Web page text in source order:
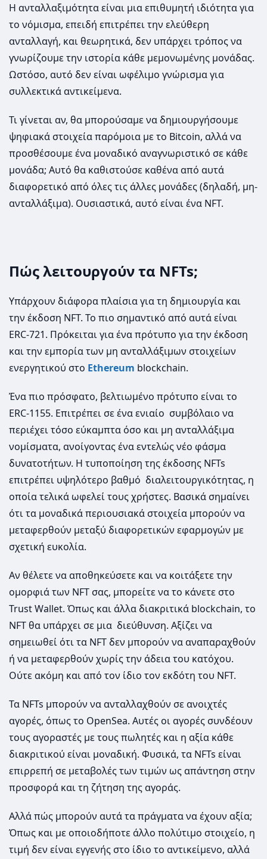
Η ανταλλαξιμότητα είναι μια επιθυμητή ιδιότητα για
το νόμισμα, επειδή επιτρέπει την ελεύθερη
ανταλλαγή, και θεωρητικά, δεν υπάρχει τρόπος να
γνωρίζουμε την ιστορία κάθε μεμονωμένης μονάδας.
Ωστόσο, αυτό δεν είναι ωφέλιμο γνώρισμα για
συλλεκτικά αντικείμενα.
Τι γίνεται αν, θα μπορούσαμε να δημιουργήσουμε
ψηφιακά στοιχεία παρόμοια με το Bitcoin, αλλά να
προσθέσουμε ένα μοναδικό αναγνωριστικό σε κάθε
μονάδα; Αυτό θα καθιστούσε καθένα από αυτά
διαφορετικό από όλες τις άλλες μονάδες (δηλαδή, μη-
ανταλλάξιμα). Ουσιαστικά, αυτό είναι ένα NFT.
Πώς λειτουργούν τα NFTs;
Υπάρχουν διάφορα πλαίσια για τη δημιουργία και
την έκδοση NFT. Το πιο σημαντικό από αυτά είναι
ERC-721. Πρόκειται για ένα πρότυπο για την έκδοση
και την εμπορία των μη ανταλλάξιμων στοιχείων
ενεργητικού στο Ethereum blockchain.
Ένα πιο πρόσφατο, βελτιωμένο πρότυπο είναι το
ERC-1155. Επιτρέπει σε ένα ενιαίο συμβόλαιο να
περιέχει τόσο εύκαμπτα όσο και μη ανταλλάξιμα
νομίσματα, ανοίγοντας ένα εντελώς νέο φάσμα
δυνατοτήτων. Η τυποποίηση της έκδοσης NFTs
επιτρέπει υψηλότερο βαθμό διαλειτουργικότητας, η
οποία τελικά ωφελεί τους χρήστες. Βασικά σημαίνει
ότι τα μοναδικά περιουσιακά στοιχεία μπορούν να
μεταφερθούν μεταξύ διαφορετικών εφαρμογών με
σχετική ευκολία.
Αν θέλετε να αποθηκεύσετε και να κοιτάξετε την
ομορφιά των NFT σας, μπορείτε να το κάνετε στο
Trust Wallet. Όπως και άλλα διακριτικά blockchain, το
NFT θα υπάρχει σε μια διεύθυνση. Αξίζει να
σημειωθεί ότι τα NFT δεν μπορούν να αναπαραχθούν
ή να μεταφερθούν χωρίς την άδεια του κατόχου.
Ούτε ακόμη και από τον ίδιο τον εκδότη του NFT.
Τα NFTs μπορούν να ανταλλαχθούν σε ανοιχτές
αγορές, όπως το OpenSea. Αυτές οι αγορές συνδέουν
τους αγοραστές με τους πωλητές και η αξία κάθε
διακριτικού είναι μοναδική. Φυσικά, τα NFTs είναι
επιρρεπή σε μεταβολές των τιμών ως απάντηση στην
προσφορά και τη ζήτηση της αγοράς.
Αλλά πώς μπορούν αυτά τα πράγματα να έχουν αξία;
Όπως και με οποιοδήποτε άλλο πολύτιμο στοιχείο, η
τιμή δεν είναι εγγενής στο ίδιο το αντικείμενο, αλλά